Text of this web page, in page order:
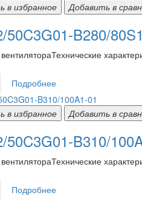
в избранное Добавить в
50C3G01-B280/
Подробнее
в избранное Добавить в
50C3G01-B310/
Подробнее